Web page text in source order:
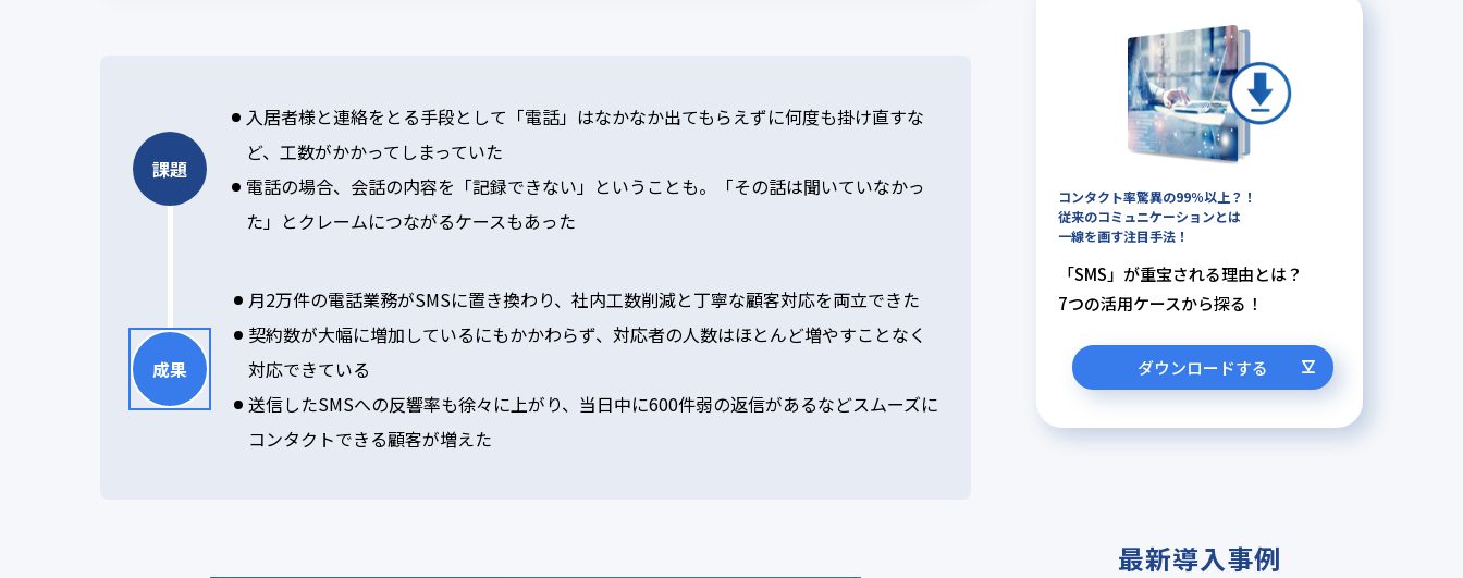
課題
入居者様と連絡をとる手段として「電話」はなかなか出てもらえずに何度も掛け直すな
ど、工数がかかってしまっていた
電話の場合、会話の内容を「記録できない」ということも。「その話は聞いていなかっ
た」とクレームにつながるケースもあった
成果
月2万件の電話業務がSMSに置き換わり、社内工数削減と丁寧な顧客対応を両立できた
契約数が大幅に増加しているにもかかわらず、対応者の人数はほとんど増やすことなく
対応できている
送信したSMSへの反響率も徐々に上がり、当日中に600件弱の返信があるなどスムーズに
コンタクトできる顧客が増えた
コンタクト率驚異の99％以上？！
従来のコミュニケーションとは
一線を画す注目手法！
「SMS」が重宝される理由とは？
7つの活用ケースから探る！
ダウンロードする
最新導入事例